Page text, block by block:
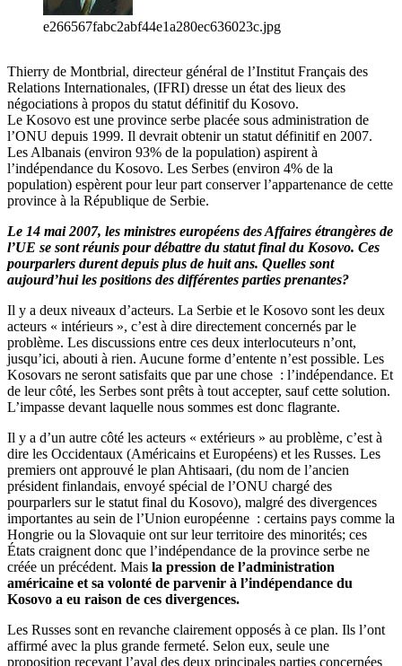
e266567fabc2abf44e1a280ec636023c.jpg
Thierry de Montbrial, directeur général de l’Institut Français des
Relations Internationales, (IFRI) dresse un état des lieux des
négociations à propos du statut définitif du Kosovo.
Le Kosovo est une province serbe placée sous administration de
l’ONU depuis 1999. Il devrait obtenir un statut définitif en 2007.
Les Albanais (environ 93% de la population) aspirent à
l’indépendance du Kosovo. Les Serbes (environ 4% de la
population) espèrent pour leur part conserver l’appartenance de cette
province à la République de Serbie.
Le 14 mai 2007, les ministres européens des Affaires étrangères de
l’UE se sont réunis pour débattre du statut final du Kosovo. Ces
pourparlers durent depuis plus de huit ans. Quelles sont
aujourd’hui les positions des différentes parties prenantes?
Il y a deux niveaux d’acteurs. La Serbie et le Kosovo sont les deux
acteurs « intérieurs », c’est à dire directement concernés par le
problème. Les discussions entre ces deux interlocuteurs n’ont,
jusqu’ici, abouti à rien. Aucune forme d’entente n’est possible. Les
Kosovars ne seront satisfaits que par une chose : l’indépendance. Et
de leur côté, les Serbes sont prêts à tout accepter, sauf cette solution.
L’impasse devant laquelle nous sommes est donc flagrante.
Il y a d’un autre côté les acteurs « extérieurs » au problème, c’est à
dire les Occidentaux (Américains et Européens) et les Russes. Les
premiers ont approuvé le plan Ahtisaari, (du nom de l’ancien
président finlandais, envoyé spécial de l’ONU chargé des
pourparlers sur le statut final du Kosovo), malgré des divergences
importantes au sein de l’Union européenne : certains pays comme la
Hongrie ou la Slovaquie ont sur leur territoire des minorités; ces
États craignent donc que l’indépendance de la province serbe ne
créée un précédent. Mais la pression de l’administration
américaine et sa volonté de parvenir à l’indépendance du
Kosovo a eu raison de ces divergences.
Les Russes sont en revanche clairement opposés à ce plan. Ils l’ont
affirmé avec la plus grande fermeté. Selon eux, seule une
proposition recevant l’aval des deux principales parties concernées